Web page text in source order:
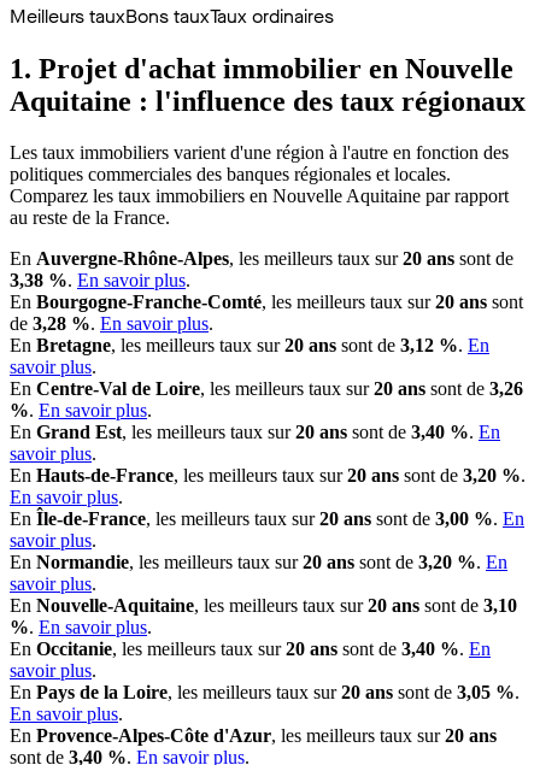
Meilleurs tauxBons tauxTaux ordinaires
1. Projet d'achat immobilier en Nouvelle
Aquitaine : l'influence des taux régionaux
Les taux immobiliers varient d'une région à l'autre en fonction des
politiques commerciales des banques régionales et locales.
Comparez les taux immobiliers en Nouvelle Aquitaine par rapport
au reste de la France.
En Auvergne-Rhône-Alpes, les meilleurs taux sur20 ans sont de
3,38 %. En savoir plus.
En Bourgogne-Franche-Comté, les meilleurs taux sur20 ans sont
de 3,28 %. En savoir plus.
En Bretagne, les meilleurs taux sur20 ans sont de 3,12 %. En
savoir plus.
En Centre-Val de Loire, les meilleurs taux sur20 ans sont de 3,26
%. En savoir plus.
En Grand Est, les meilleurs taux sur20 ans sont de 3,40 %. En
savoir plus.
En Hauts-de-France, les meilleurs taux sur20 ans sont de 3,20 %.
En savoir plus.
En Île-de-France, les meilleurs taux sur20 ans sont de 3,00 %. En
savoir plus.
En Normandie, les meilleurs taux sur20 ans sont de 3,20 %. En
savoir plus.
En Nouvelle-Aquitaine, les meilleurs taux sur20 ans sont de 3,10
%. En savoir plus.
En Occitanie, les meilleurs taux sur20 ans sont de 3,40 %. En
savoir plus.
En Pays de la Loire, les meilleurs taux sur20 ans sont de 3,05 %.
En savoir plus.
En Provence-Alpes-Côte d'Azur, les meilleurs taux sur20 ans
sont de 3,40 %. En savoir plus.